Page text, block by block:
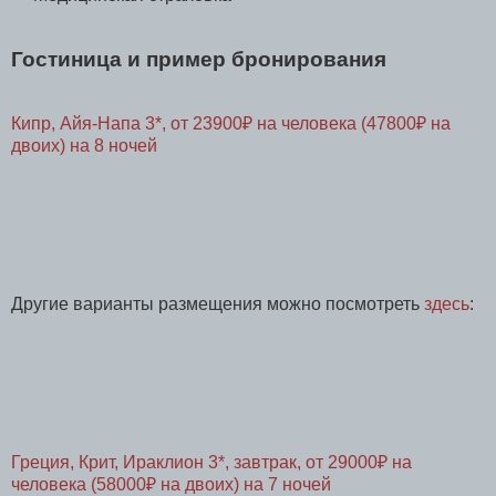
Гостиница и пример бронирования
Кипр, Айя-Напа 3*, от 23900₽ на человека (47800₽ на
двоих) на 8 ночей
Другие варианты размещения можно посмотреть здесь:
Греция, Крит, Ираклион 3*, завтрак, от 29000₽ на
человека (58000₽ на двоих) на 7 ночей